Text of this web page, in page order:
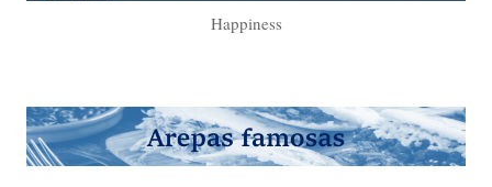
Happiness